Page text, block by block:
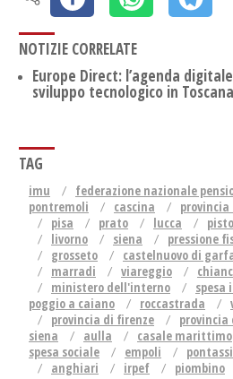
NOTIZIE CORRELATE
Europe Direct: l’agenda
sviluppo tecnologico in Toscana
TAG
imu federazione nazionale
pontremoli
cascina
pisa
prato lucca
livorno
siena pressione
grosseto
castelnuovo di
marradi
viareggio
ministero dell'interno
spesa
poggio a caiano
roccastrada
provincia di firenze
provincia
siena
aulla casale marittimo
spesa sociale
empoli
anghiari
irpef piombino